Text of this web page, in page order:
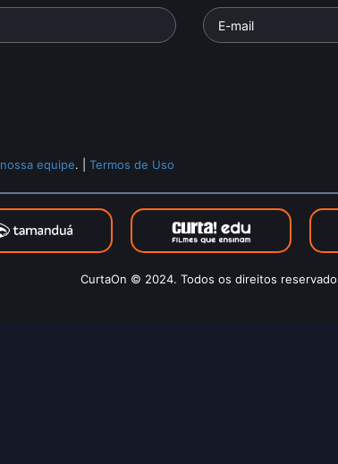
nossa equipe. |Termos de Uso
CurtaOn © 2024. Todos os direitos